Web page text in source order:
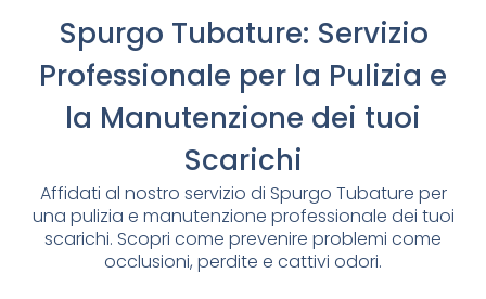
Spurgo Tubature: Servizio
Professionale per la Pulizia e
la Manutenzione dei tuoi
Scarichi
Affidati al nostro servizio di Spurgo Tubature per
una pulizia e manutenzione professionale dei tuoi
scarichi. Scopri come prevenire problemi come
occlusioni, perdite e cattivi odori.